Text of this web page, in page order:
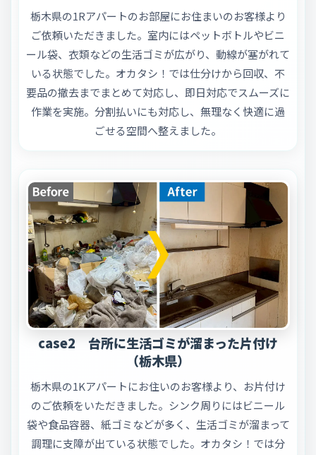
栃木県の1Rアパートのお部屋にお住まいのお客様より
ご依頼いただきました。室内にはペットボトルやビニ
ール袋、衣類などの生活ゴミが広がり、動線が塞がれて
いる状態でした。オカタシ！では仕分けから回収、不
要品の撤去までまとめて対応し、即日対応でスムーズに
作業を実施。分割払いにも対応し、無理なく快適に過
ごせる空間へ整えました。
case2 台所に生活ゴミが溜まった片付け
（栃木県）
栃木県の1Kアパートにお住いのお客様より、お片付け
のご依頼をいただきました。シンク周りにはビニール
袋や食品容器、紙ゴミなどが多く、生活ゴミが溜まって
調理に支障が出ている状態でした。オカタシ！では分